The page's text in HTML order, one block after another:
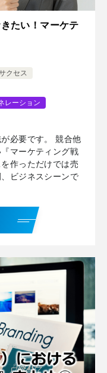
たい！マーケテ
クセス
レーション
必要です。 競合他
マーケティング戦
作っただけでは売
ビジネスシーンで